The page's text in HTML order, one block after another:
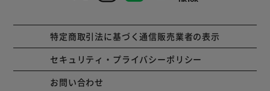
特定商取引法に基づく通信販売業者の表示
セキュリティ・プライバシーポリシー
お問い合わせ